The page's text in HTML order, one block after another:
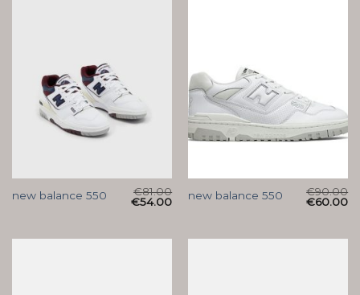
new balance 550 €81.00
€54.00 new balance 550 €90.00
€60.00